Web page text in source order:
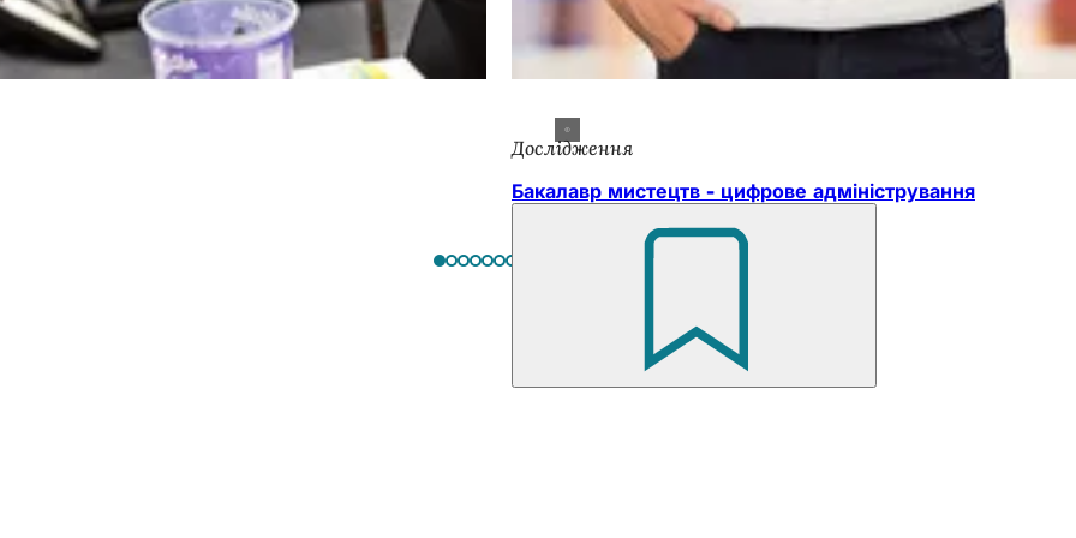
Дослідження
Бакалавр мистецтв - цифрове адміністрування